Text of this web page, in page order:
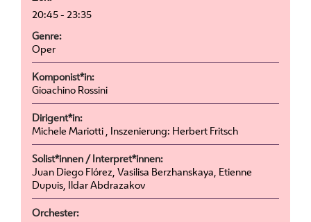
20:45 - 23:35
Genre:
Oper
Komponist*in:
Gioachino Rossini
Dirigent*in:
Michele Mariotti , Inszenierung: Herbert Fritsch
Solist*innen / Interpret*innen:
Juan Diego Flórez, Vasilisa Berzhanskaya, Etienne
Dupuis, Ildar Abdrazakov
Orchester: